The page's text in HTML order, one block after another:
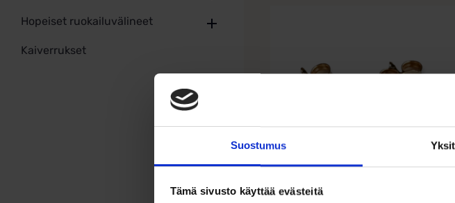
Suostumus
Tämä sivusto käyttää evästeitä
Hopeiset ruokailuvälineet
Kaiverrukset
Korvakorut